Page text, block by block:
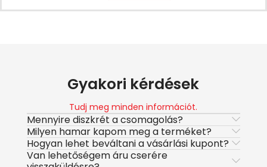
Gyakori kérdések
Tudj meg minden információt.
Mennyire diszkrét a csomagolás?
Milyen hamar kapom meg a terméket?
Hogyan lehet beváltani a vásárlási kupont?
Van lehetőségem áru cserére